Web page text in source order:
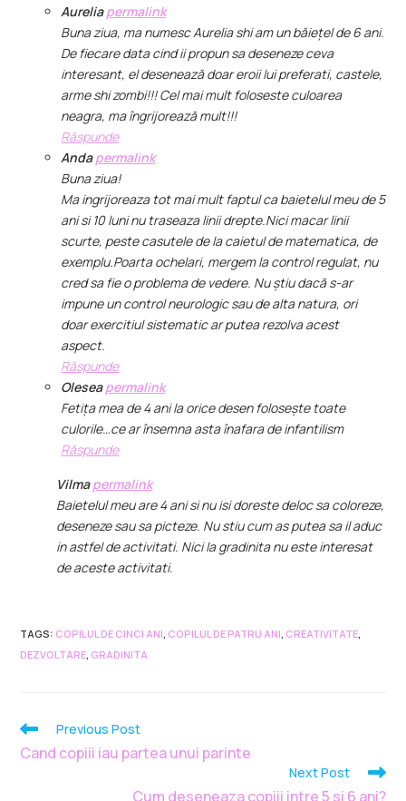
Aureliapermalink
Buna ziua, ma numesc Aurelia shi am un băiețel de 6 ani.
De fiecare data cind ii propun sa deseneze ceva
interesant, el desenează doar eroii lui preferati, castele,
arme shi zombi!!! Cel mai mult foloseste culoarea
neagra, ma îngrijorează mult!!!
Răspunde
Andapermalink
Buna ziua!
Ma ingrijoreaza tot mai mult faptul ca baietelul meu de 5
ani si 10 luni nu traseaza linii drepte.Nici macar linii
scurte, peste casutele de la caietul de matematica, de
exemplu.Poarta ochelari, mergem la control regulat, nu
cred sa fie o problema de vedere. Nu știu dacă s-ar
impune un control neurologic sau de alta natura, ori
doar exercitiul sistematic ar putea rezolva acest
aspect.
Răspunde
Oleseapermalink
Fetița mea de 4 ani la orice desen folosește toate
culorile…ce ar însemna asta înafara de infantilism
Răspunde
Vilmapermalink
Baietelul meu are 4 ani si nu isi doreste deloc sa coloreze,
deseneze sau sa picteze. Nu stiu cum as putea sa il aduc
in astfel de activitati. Nici la gradinita nu este interesat
de aceste activitati.
TAGS: COPILUL DE CINCI ANI COPILUL DE PATRU ANI CREATIVITATE
DEZVOLTARE GRADINITA
Previous Post
Cand copiii iau partea unui parinte
Next Post
Cum deseneaza copiii intre 5 si 6 ani?